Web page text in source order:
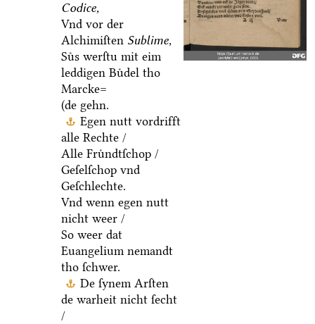
Codice,
Vnd vor der
Alchimiſten Sublime,
Suͤs werſtu mit eim
leddigen Buͤdel tho
Marcke=
(de gehn.
Egen nutt vordrifft
alle Rechte /
Alle Fruͤndtſchop /
Geſelſchop vnd
Geſchlechte.
Vnd wenn egen nutt
nicht weer /
So weer dat
Euangelium nemandt
tho ſchwer.
De ſynem Arſten
de warheit nicht ſecht
/